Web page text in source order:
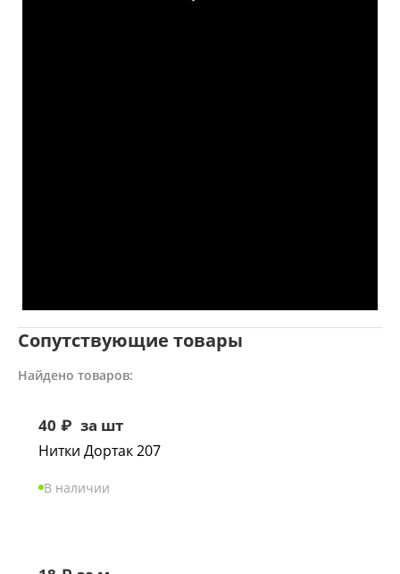
Сопутствующие товары
Найдено товаров:
40 ₽ за шт
Нитки Дортак 207
В наличии